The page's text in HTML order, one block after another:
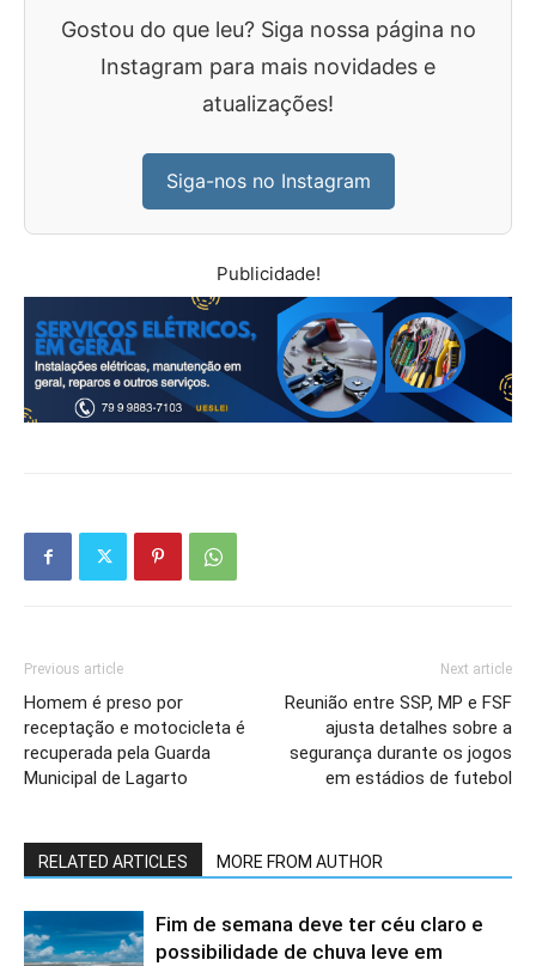
Gostou do que leu? Siga nossa página no
Instagram para mais novidades e
atualizações!
Siga-nos no Instagram
Publicidade!
Previous article
Homem é preso por
receptação e motocicleta é
recuperada pela Guarda
Municipal de Lagarto
Next article
Reunião entre SSP, MP e FSF
ajusta detalhes sobre a
segurança durante os jogos
em estádios de futebol
RELATED ARTICLES MORE FROM AUTHOR
Fim de semana deve ter céu claro e
possibilidade de chuva leve em